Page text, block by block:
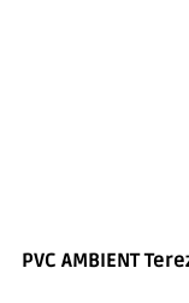
PVC AMBIENT